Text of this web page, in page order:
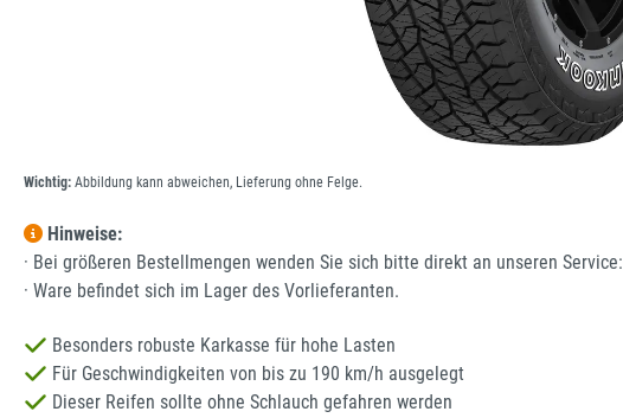
Wichtig: Abbildung kann abweichen, Lieferung ohne Felge.
Hinweise:
· Bei größeren Bestellmengen wenden Sie sich bitte direkt an unseren Service:
· Ware befindet sich im Lager des Vorlieferanten.
Besonders robuste Karkasse für hohe Lasten
Für Geschwindigkeiten von bis zu 190 km/h ausgelegt
Dieser Reifen sollte ohne Schlauch gefahren werden